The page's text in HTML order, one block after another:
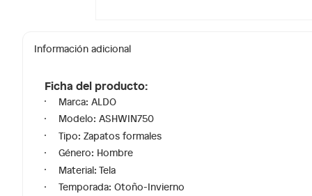
Información adicional
Ficha del producto:
Marca: ALDO
Modelo: ASHWIN750
Tipo: Zapatos formales
Género: Hombre
Material: Tela
Temporada: Otoño-Invierno